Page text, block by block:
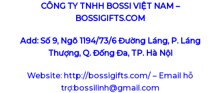
CÔNG TY TNHH BOSSI VIỆT NAM –
BOSSIGIFTS.COM
Add: Số 9, Ngõ 1194/73/6 Đường Láng, P. Láng
Thượng, Q. Đống Đa, TP. Hà Nội
Website: http://bossigifts.com/ – Email hỗ
trợ:bossilinh@gmail.com